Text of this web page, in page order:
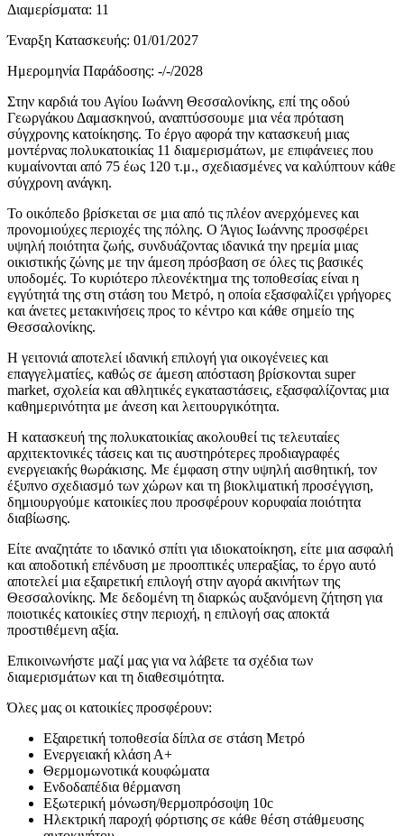
Διαμερίσματα: 11
Έναρξη Κατασκευής: 01/01/2027
Ημερομηνία Παράδοσης: -/-/2028
Στην καρδιά του Αγίου Ιωάννη Θεσσαλονίκης, επί της οδού
Γεωργάκου Δαμασκηνού, αναπτύσσουμε μια νέα πρόταση
σύγχρονης κατοίκησης. Το έργο αφορά την κατασκευή μιας
μοντέρνας πολυκατοικίας 11 διαμερισμάτων, με επιφάνειες που
κυμαίνονται από 75 έως 120 τ.μ., σχεδιασμένες να καλύπτουν κάθε
σύγχρονη ανάγκη.
Το οικόπεδο βρίσκεται σε μια από τις πλέον ανερχόμενες και
προνομιούχες περιοχές της πόλης. Ο Άγιος Ιωάννης προσφέρει
υψηλή ποιότητα ζωής, συνδυάζοντας ιδανικά την ηρεμία μιας
οικιστικής ζώνης με την άμεση πρόσβαση σε όλες τις βασικές
υποδομές. Το κυριότερο πλεονέκτημα της τοποθεσίας είναι η
εγγύτητά της στη στάση του Μετρό, η οποία εξασφαλίζει γρήγορες
και άνετες μετακινήσεις προς το κέντρο και κάθε σημείο της
Θεσσαλονίκης.
Η γειτονιά αποτελεί ιδανική επιλογή για οικογένειες και
επαγγελματίες, καθώς σε άμεση απόσταση βρίσκονται super
market, σχολεία και αθλητικές εγκαταστάσεις, εξασφαλίζοντας μια
καθημερινότητα με άνεση και λειτουργικότητα.
Η κατασκευή της πολυκατοικίας ακολουθεί τις τελευταίες
αρχιτεκτονικές τάσεις και τις αυστηρότερες προδιαγραφές
ενεργειακής θωράκισης. Με έμφαση στην υψηλή αισθητική, τον
έξυπνο σχεδιασμό των χώρων και τη βιοκλιματική προσέγγιση,
δημιουργούμε κατοικίες που προσφέρουν κορυφαία ποιότητα
διαβίωσης.
Είτε αναζητάτε το ιδανικό σπίτι για ιδιοκατοίκηση, είτε μια ασφαλή
και αποδοτική επένδυση με προοπτικές υπεραξίας, το έργο αυτό
αποτελεί μια εξαιρετική επιλογή στην αγορά ακινήτων της
Θεσσαλονίκης. Με δεδομένη τη διαρκώς αυξανόμενη ζήτηση για
ποιοτικές κατοικίες στην περιοχή, η επιλογή σας αποκτά
προστιθέμενη αξία.
Επικοινωνήστε μαζί μας για να λάβετε τα σχέδια των
διαμερισμάτων και τη διαθεσιμότητα.
Όλες μας οι κατοικίες προσφέρουν:
Εξαιρετική τοποθεσία δίπλα σε στάση Μετρό
Ενεργειακή κλάση Α+
Θερμομωνοτικά κουφώματα
Ενδοδαπέδια θέρμανση
Εξωτερική μόνωση/θερμοπρόσοψη 10c
Ηλεκτρική παροχή φόρτισης σε κάθε θέση στάθμευσης